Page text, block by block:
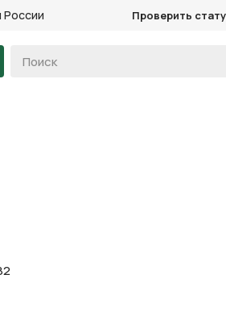
России Проверить